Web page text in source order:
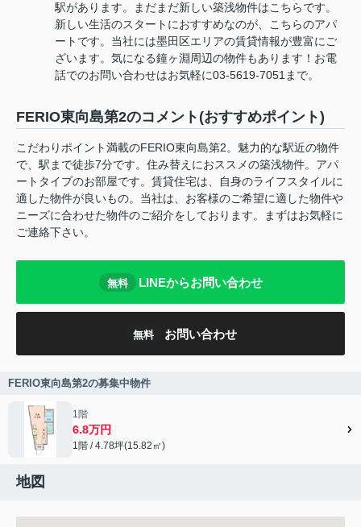
駅があります。まだまだ新しい築浅物件はこちらです。
新しい生活のスタートにおすすめなのが、こちらのアパ
ートです。当社には墨田区エリアの賃貸情報が豊富にご
ざいます。気になる鐘ヶ淵周辺の物件もあります！お電
話でのお問い合わせはお気軽に03-5619-7051まで。
FERIO東向島第2のコメント(おすすめポイント)
こだわりポイント満載のFERIO東向島第2。魅力的な駅近の物件
で、駅まで徒歩7分です。住み替えにおススメの築浅物件。アパ
ートタイプのお部屋です。賃貸住宅は、自身のライフスタイルに
適した物件が良いもの。当社は、お客様のご希望に適した物件や
ニーズに合わせた物件のご紹介をしております。まずはお気軽に
ご連絡下さい。
無料 LINEからお問い合わせ
無料 お問い合わせ
FERIO東向島第2の募集中物件
1階
6.8万円
1階 / 4.78坪(15.82㎡)
地図